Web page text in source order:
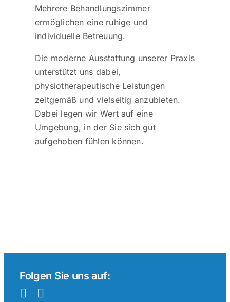
Über uns
Kontakt
Mehrere Behandlungszimmer
ermöglichen eine ruhige und
individuelle Betreuung.
Die moderne Ausstattung unserer Praxis
unterstützt uns dabei,
physiotherapeutische Leistungen
zeitgemäß und vielseitig anzubieten.
Dabei legen wir Wert auf eine
Umgebung, in der Sie sich gut
aufgehoben fühlen können.
Folgen Sie uns auf: